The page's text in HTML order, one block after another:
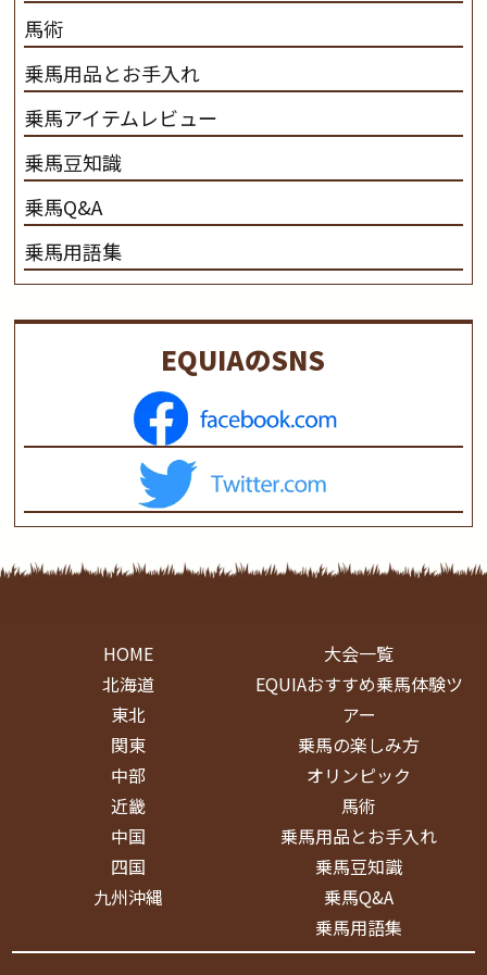
馬術
乗馬用品とお手入れ
乗馬アイテムレビュー
乗馬豆知識
乗馬Q&A
乗馬用語集
EQUIAのSNS
HOME
北海道
東北
関東
中部
近畿
中国
四国
九州沖縄
大会一覧
EQUIAおすすめ乗馬体験ツ
アー
乗馬の楽しみ方
オリンピック
馬術
乗馬用品とお手入れ
乗馬豆知識
乗馬Q&A
乗馬用語集